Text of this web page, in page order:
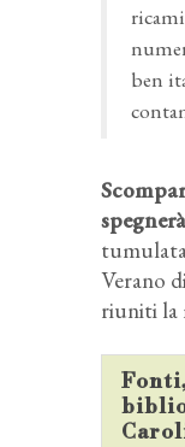
ben
Verano
riuniti la